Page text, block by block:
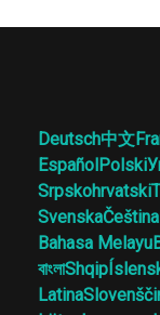
Deutsch中文
EspañolPolski
Srpskohrvatski
SvenskaČeština
Bahasa Melayu
বাংলাShqip
Latina